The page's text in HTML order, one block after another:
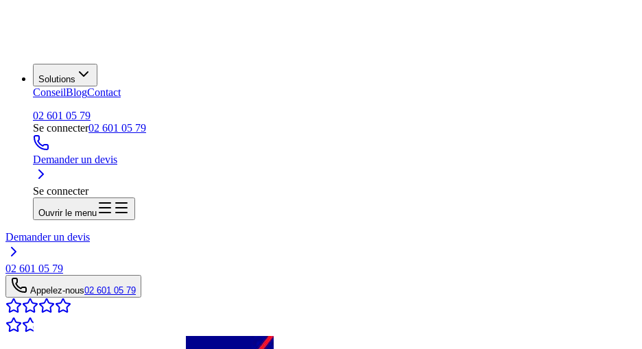
Solutions
ConseilBlogContact
02 601 05 79
Se connecter02 601 05 79
Demander un devis
Se connecter
Ouvrir le menu
Demander un devis
02 601 05 79
Appelez-nous02 601 05 79